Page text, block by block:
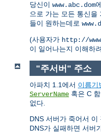
당신이 www.abc.dom
으로 가는 모든 통신을
들이 원하는데로
(사용자가 http://
이 일어나는지 이해하
"주서버" 주소
아파치 1.1에서 이름기
ServerName 혹은 C
없다.
DNS 서버가 죽어서 이
DNS가 실패하면 서버